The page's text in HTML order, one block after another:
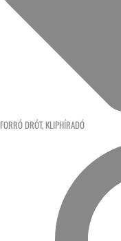
FORRÓ DRÓT, KLIPHÍRADÓ